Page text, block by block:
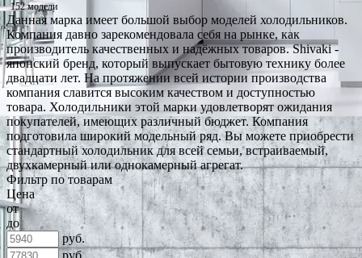
152 модели
Данная марка имеет большой выбор моделей холодильников.
Компания давно зарекомендовала себя на рынке, как
производитель качественных и надёжных товаров. Shivaki -
японский бренд, который выпускает бытовую технику более
двадцати лет. На протяжении всей истории производства
компания славится высоким качеством и доступностью
товара. Холодильники этой марки удовлетворят ожидания
покупателей, имеющих различный бюджет. Компания
подготовила широкий модельный ряд. Вы можете приобрести
стандартный холодильник для всей семьи, встраиваемый,
двухкамерный или однокамерный агрегат.
Фильтр по товарам
Цена
от
до
руб.
руб.